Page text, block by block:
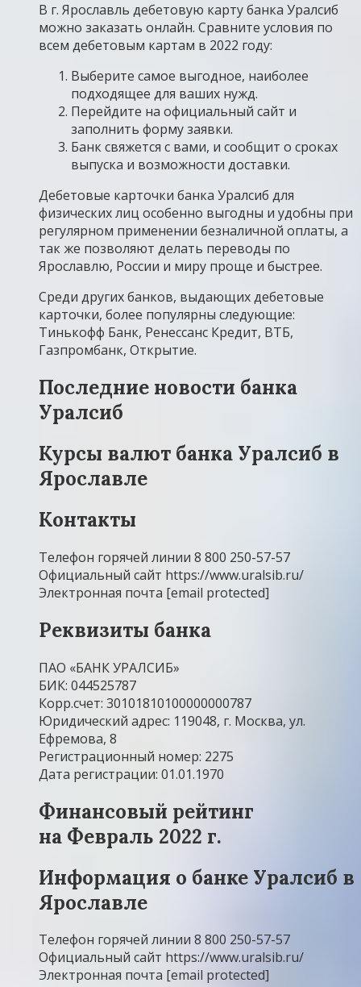
В г. Ярославль дебетовую карту банка Уралсиб
можно заказать онлайн. Сравните условия по
всем дебетовым картам в 2022 году:
Выберите самое выгодное, наиболее
подходящее для ваших нужд.
Перейдите на официальный сайт и
заполнить форму заявки.
Банк свяжется с вами, и сообщит о сроках
выпуска и возможности доставки.
Дебетовые карточки банка Уралсиб для
физических лиц особенно выгодны и удобны при
регулярном применении безналичной оплаты, а
так же позволяют делать переводы по
Ярославлю, России и миру проще и быстрее.
Среди других банков, выдающих дебетовые
карточки, более популярны следующие:
Тинькофф Банк, Ренессанс Кредит, ВТБ,
Газпромбанк, Открытие.
Последние новости банка
Уралсиб
Курсы валют банка Уралсиб в
Ярославле
Контакты
Телефон горячей линии 8 800 250-57-57
Официальный сайт https://www.uralsib.ru/
Электронная почта [email protected]
Реквизиты банка
ПАО «БАНК УРАЛСИБ»
БИК: 044525787
Корр.счет: 30101810100000000787
Юридический адрес: 119048, г. Москва, ул.
Ефремова, 8
Регистрационный номер: 2275
Дата регистрации: 01.01.1970
Финансовый рейтинг
на Февраль 2022 г.
Информация о банке Уралсиб в
Ярославле
Телефон горячей линии 8 800 250-57-57
Официальный сайт https://www.uralsib.ru/
Электронная почта [email protected]